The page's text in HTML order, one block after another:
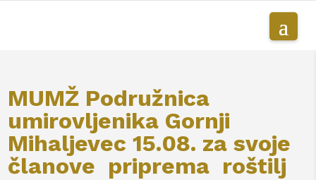
MUMŽ Podružnica
umirovljenika Gornji
Mihaljevec 15.08. za svoje
članove priprema roštilj